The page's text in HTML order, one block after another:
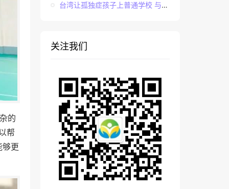
的
帮
够更
台湾让孤独症孩子上普通学校 与社会“融合”
关注我们